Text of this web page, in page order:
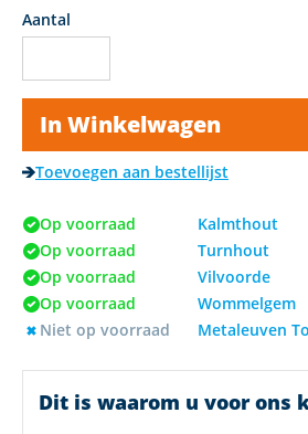
Aantal
In Winkelwagen
Toevoegen aan bestellijst
Op voorraad
Kalmthout
Op voorraad
Turnhout
Op voorraad
Vilvoorde
Op voorraad
Wommelgem
Niet op voorraad
Metaleuven
Dit is waarom u voor ons